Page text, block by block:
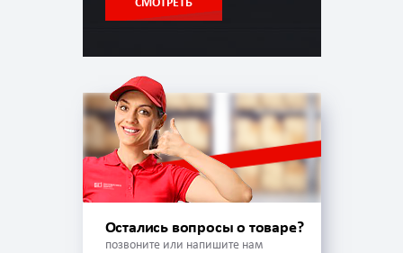
СМОТРЕТЬ
Остались вопросы о товаре?
позвоните или напишите нам